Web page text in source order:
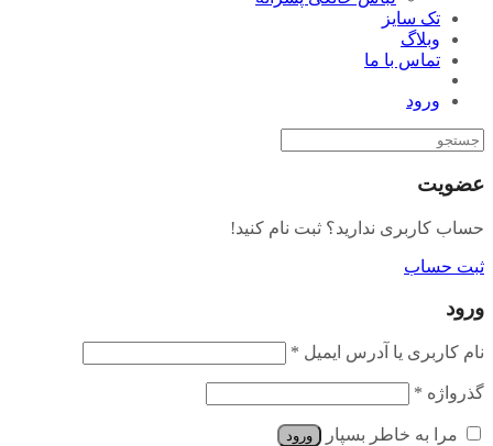
تک سایز
وبلاگ
تماس با ما
ورود
عضویت
حساب کاربری ندارید؟ ثبت نام کنید!
ثبت حساب
ورود
نام کاربری یا آدرس ایمیل *
گذرواژه *
مرا به خاطر بسپار ورود